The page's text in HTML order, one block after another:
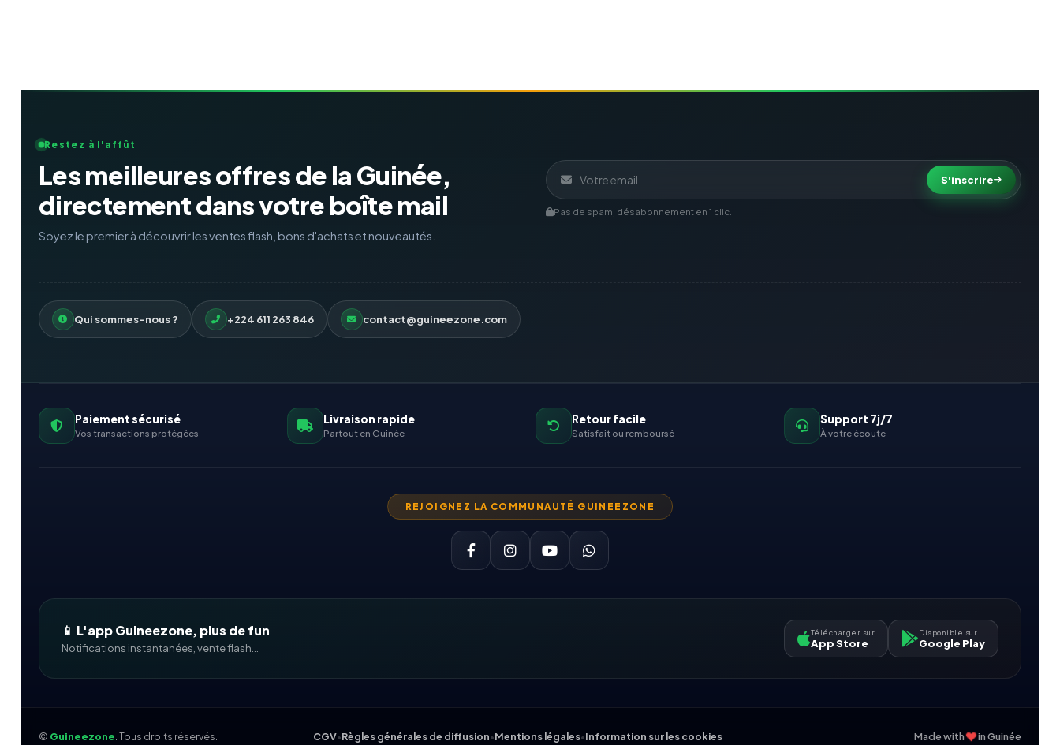
Restez à l'affût
Les meilleures offres de la Guinée,
directement dans votre boîte mail
Soyez le premier à découvrir les ventes flash, bons d'achats et nouveautés.
S'inscrire
Pas de spam, désabonnement en 1 clic.
Qui sommes-nous ? +224 611 263 846 contact@guineezone.com
Paiement sécurisé
Vos transactions protégées
Livraison rapide
Partout en Guinée
Retour facile
Satisfait ou remboursé
Support 7j/7
À votre écoute
REJOIGNEZ LA COMMUNAUTÉ GUINEEZONE
📱 L'app Guineezone, plus de fun
Notifications instantanées, vente flash...
Télécharger sur
App Store
Disponible sur
Google Play
© Guineezone . Tous droits réservés. CGV•Règles générales de diffusion•Mentions légales•Information sur les cookies Made with❤in Guinée